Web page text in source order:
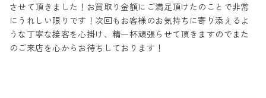
させて頂きました！お買取り金額にご満足頂けたのことで非常
にうれしい限りです！次回もお客様のお気持ちに寄り添えるよ
うな丁寧な接客を心掛け、精一杯頑張らせて頂きますのでまた
のご来店を心からお待ちしております！